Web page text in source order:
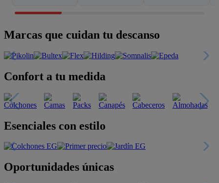
Marcas que cuidan tu descanso
Confort a tu medida
Esenciales con estilo
Oportunidades únicas